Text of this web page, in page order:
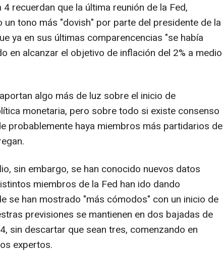
recuerdan que la última reunión de la Fed,
un tono más "dovish" por parte del presidente de la
ya en sus últimas comparencencias "se había
en alcanzar el objetivo de inflación del 2% a medio
algo más de luz sobre el inicio de
monetaria, pero sobre todo si existe consenso
probablemente haya miembros más partidarios de
sin embargo, se han conocido nuevos datos
miembros de la Fed han ido dando
se han mostrado "más cómodos" con un inicio de
previsiones se mantienen en dos bajadas de
sin descartar que sean tres, comenzando en
expertos.